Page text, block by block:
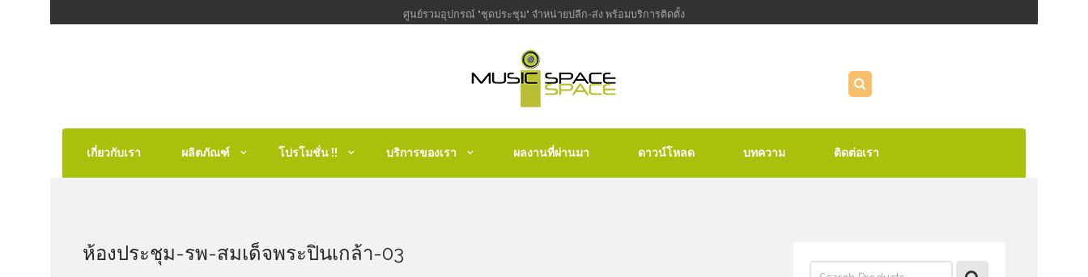
ศูนย์รวมอุปกรณ์ "ชุดประชุม" จำหน่ายปลีก-ส่ง พร้อมบริการติดตั้ง
เกี่ยวกับเรา ผลิตภัณฑ์ โปรโมชั่น !! บริการของเรา ผลงานที่ผ่านมา ดาวน์โหลด บทความ ติดต่อเรา
ห้องประชุม-รพ-สมเด็จพระปิ่นเกล้า-03